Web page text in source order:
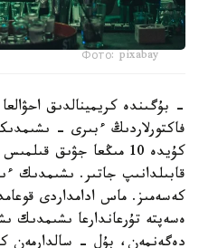
Фото: pixabay
- بۇگىندە كريمينالدىق
فاكتورلاردىڭ ءبىرى -
كۇيدە 10 مىڭعا جۋىق
قابىلدانىپ جاتىر. ىشىمدىك
كەسەمىز. ماس ادامداردى
ەسەپتە تۇرعاندارعا ىشىمدىك